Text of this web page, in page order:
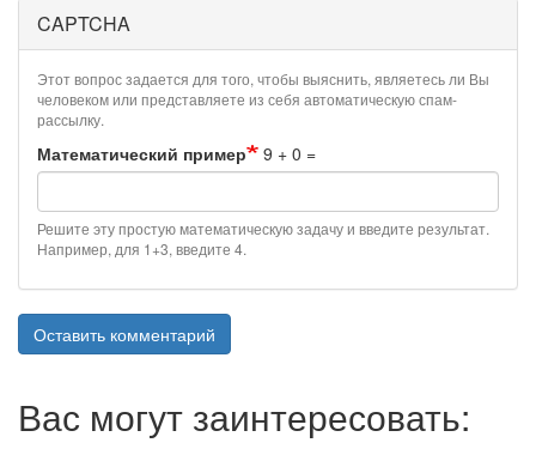
CAPTCHA
Этот вопрос задается для того, чтобы выяснить, являетесь ли Вы
человеком или представляете из себя автоматическую спам-
рассылку.
Математический пример 9 + 0 =
Решите эту простую математическую задачу и введите результат.
Например, для 1+3, введите 4.
Оставить комментарий
Вас могут заинтересовать: